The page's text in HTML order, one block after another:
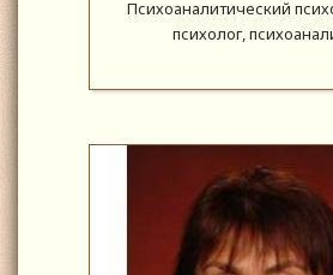
Психоаналитический
психолог,